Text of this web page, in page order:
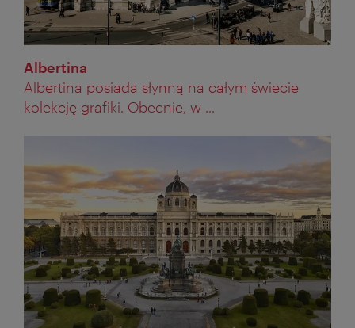
Albertina
Albertina posiada słynną na całym świecie
kolekcję grafiki. Obecnie, w ...